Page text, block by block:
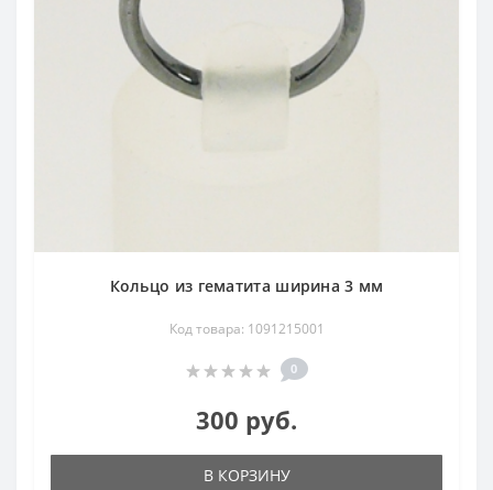
Кольцо из гематита ширина 3 мм
Код товара: 1091215001
0
300 руб.
В КОРЗИНУ